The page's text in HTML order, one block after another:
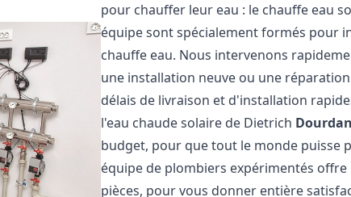
pour chauffer leur eau : le chauffe eau
équipe sont spécialement formés pour
chauffe eau. Nous intervenons
une installation neuve ou une
délais de livraison et d'installation
l'eau chaude solaire de Dietrich Dourdan
budget, pour que tout le monde puisse
équipe de plombiers expérimentés
pièces, pour vous donner entière